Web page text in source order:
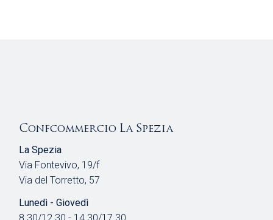
Confcommercio La Spezia
La Spezia
Via Fontevivo, 19/f
Via del Torretto, 57
Lunedì - Giovedì